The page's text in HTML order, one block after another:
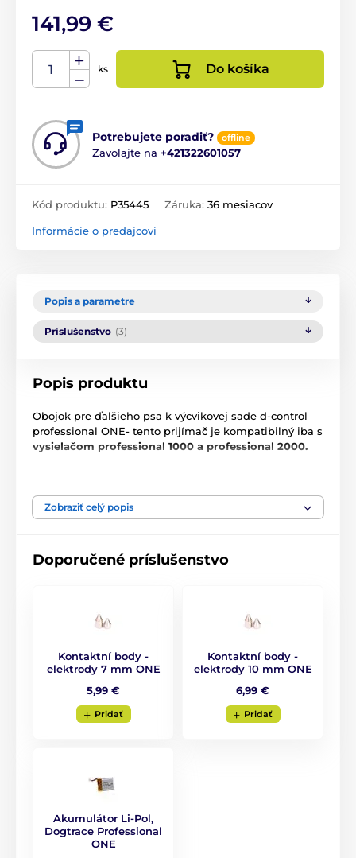
141,99 €
ks Do košíka
Potrebujete poradiť? offline
Zavolajte na +421322601057
Kód produktu: P35445 Záruka: 36 mesiacov
Informácie o predajcovi
Popis a parametre
Príslušenstvo (3)
Popis produktu
Obojok pre ďalšieho psa k výcvikovej sade d-control
professional ONE- tento prijímač je kompatibilný iba s
vysielačom professional 1000 a professional 2000.
Disponuje funkciami stimulačný impulz, vibracie,
Technické špecifikácie sa môžu zmeniť bez
Príslušenstvo výcvikové obojky Prijímače
Zobraziť celý popis
Doporučené príslušenstvo
Kontaktní body -
elektrody 7 mm ONE
5,99 €
Pridať
Kontaktní body -
elektrody 10 mm ONE
6,99 €
Pridať
Akumulátor Li-Pol,
Dogtrace Professional
ONE